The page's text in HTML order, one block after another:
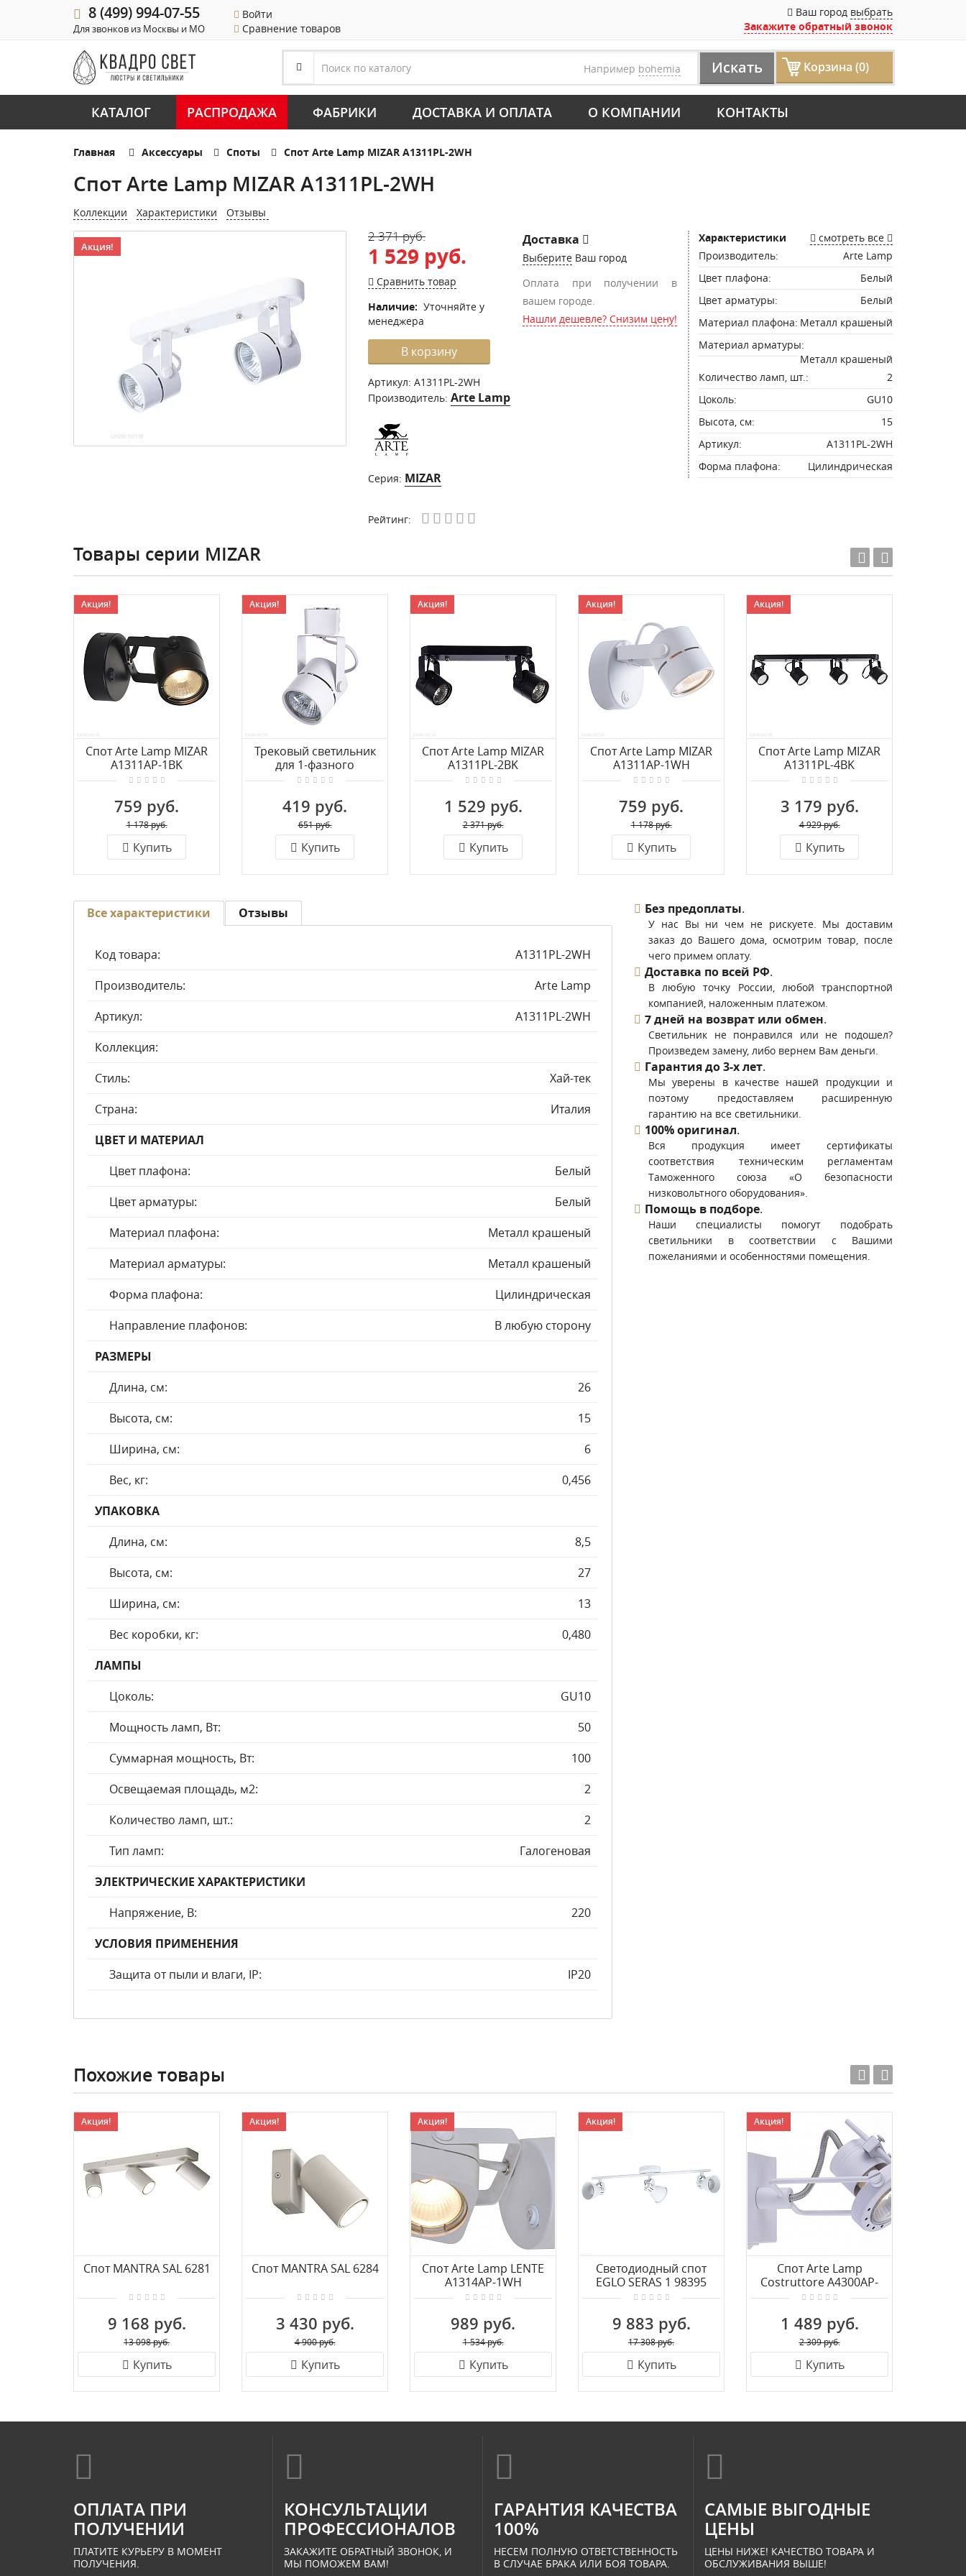
8 (499) 994-07-55
Для звонков из Москвы и МО
Войти
Сравнение товаров
Ваш город выбрать
Закажите обратный звонок
Например bohemia Искать Корзина (0)
КАТАЛОГ РАСПРОДАЖА ФАБРИКИ ДОСТАВКА И ОПЛАТА О КОМПАНИИ КОНТАКТЫ
Главная Аксессуары Споты Спот Arte Lamp MIZAR A1311PL-2WH
Спот Arte Lamp MIZAR A1311PL-2WH
Коллекции Характеристики Отзывы
Акция!
2 371 руб.
1 529 руб.
Сравнить товар
Наличие: Уточняйте у
менеджера
В корзину
Артикул: A1311PL-2WH
Производитель: Arte Lamp
Серия: MIZAR
Доставка
Выберите Ваш город
Оплата при получении в
вашем городе.
Нашли дешевле? Снизим цену!
Рейтинг:
Характеристики
смотреть все
Производитель:
Arte Lamp
Цвет плафона:
Белый
Цвет арматуры:
Белый
Материал плафона: Металл крашеный
Материал арматуры:
Металл крашеный
Количество ламп, шт.:
2
Цоколь:
GU10
Высота, см:
15
Артикул:
A1311PL-2WH
Форма плафона:
Цилиндрическая
Товары серии MIZAR
Акция!
Спот Arte Lamp MIZAR
A1311AP-1BK
759 руб.
1 178 руб.
Купить
Акция!
Трековый светильник
для 1-фазного
шинопровода Arte
1WH
419 руб.
651 руб.
Купить
Акция!
Спот Arte Lamp MIZAR
A1311PL-2BK
1 529 руб.
2 371 руб.
Купить
Акция!
Спот Arte Lamp MIZAR
A1311AP-1WH
759 руб.
1 178 руб.
Купить
Акция!
Спот Arte Lamp MIZAR
A1311PL-4BK
3 179 руб.
4 929 руб.
Купить
Все характеристики
Код товара:
A1311PL-2WH
Производитель:
Arte Lamp
Артикул:
A1311PL-2WH
Коллекция:
Стиль:
Хай-тек
Страна:
Италия
ЦВЕТ И МАТЕРИАЛ
Цвет плафона:
Белый
Цвет арматуры:
Белый
Материал плафона:
Металл крашеный
Материал арматуры:
Металл крашеный
Форма плафона:
Цилиндрическая
Направление плафонов:
В любую сторону
РАЗМЕРЫ
Длина, см:
26
Высота, см:
15
Ширина, см:
6
Вес, кг:
0,456
УПАКОВКА
Длина, см:
8,5
Высота, см:
27
Ширина, см:
13
Вес коробки, кг:
0,480
ЛАМПЫ
Цоколь:
GU10
Мощность ламп, Вт:
50
Суммарная мощность, Вт:
100
Освещаемая площадь, м2:
2
Количество ламп, шт.:
2
Тип ламп:
Галогеновая
ЭЛЕКТРИЧЕСКИЕ ХАРАКТЕРИСТИКИ
Напряжение, В:
220
УСЛОВИЯ ПРИМЕНЕНИЯ
Защита от пыли и влаги, IP:
IP20
Отзывы Без предоплаты.
У нас Вы ни чем не рискуете. Мы доставим
заказ до Вашего дома, осмотрим товар, после
чего примем оплату.
Доставка по всей РФ.
В любую точку России, любой транспортной
компанией, наложенным платежом.
7 дней на возврат или обмен.
Светильник не понравился или не подошел?
Произведем замену, либо вернем Вам деньги.
Гарантия до 3-х лет.
Мы уверены в качестве нашей продукции и
поэтому предоставляем расширенную
гарантию на все светильники.
100% оригинал.
Вся продукция имеет сертификаты
соответствия техническим регламентам
Таможенного союза «О безопасности
низковольтного оборудования».
Помощь в подборе.
Наши специалисты помогут подобрать
светильники в соответствии с Вашими
пожеланиями и особенностями помещения.
Похожие товары
Акция!
Спот MANTRA SAL 6281
9 168 руб.
13 098 руб.
Купить
Акция!
Спот MANTRA SAL 6284
3 430 руб.
4 900 руб.
Купить
Акция!
Спот Arte Lamp LENTE
A1314AP-1WH
989 руб.
1 534 руб.
Купить
Акция!
Светодиодный спот
EGLO SERAS 1 98395
9 883 руб.
17 308 руб.
Купить
Акция!
Спот Arte Lamp
Costruttore A4300AP-
1WH
1 489 руб.
2 309 руб.
Купить
ОПЛАТА ПРИ
ПОЛУЧЕНИИ
ПЛАТИТЕ КУРЬЕРУ В МОМЕНТ
ПОЛУЧЕНИЯ.
КОНСУЛЬТАЦИИ
ПРОФЕССИОНАЛОВ
ЗАКАЖИТЕ ОБРАТНЫЙ ЗВОНОК, И
МЫ ПОМОЖЕМ ВАМ!
ГАРАНТИЯ КАЧЕСТВА
100%
НЕСЕМ ПОЛНУЮ ОТВЕТСТВЕННОСТЬ
В СЛУЧАЕ БРАКА ИЛИ БОЯ ТОВАРА.
САМЫЕ ВЫГОДНЫЕ
ЦЕНЫ
ЦЕНЫ НИЖЕ! КАЧЕСТВО ТОВАРА И
ОБСЛУЖИВАНИЯ ВЫШЕ!